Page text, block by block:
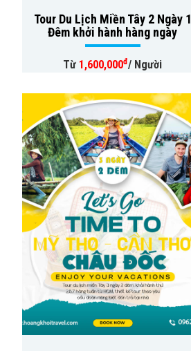
Tour Du Lịch Miền Tây 2 Ngày 1
Đêm khởi hành hàng ngày
Từ 1,600,000đ/ Người